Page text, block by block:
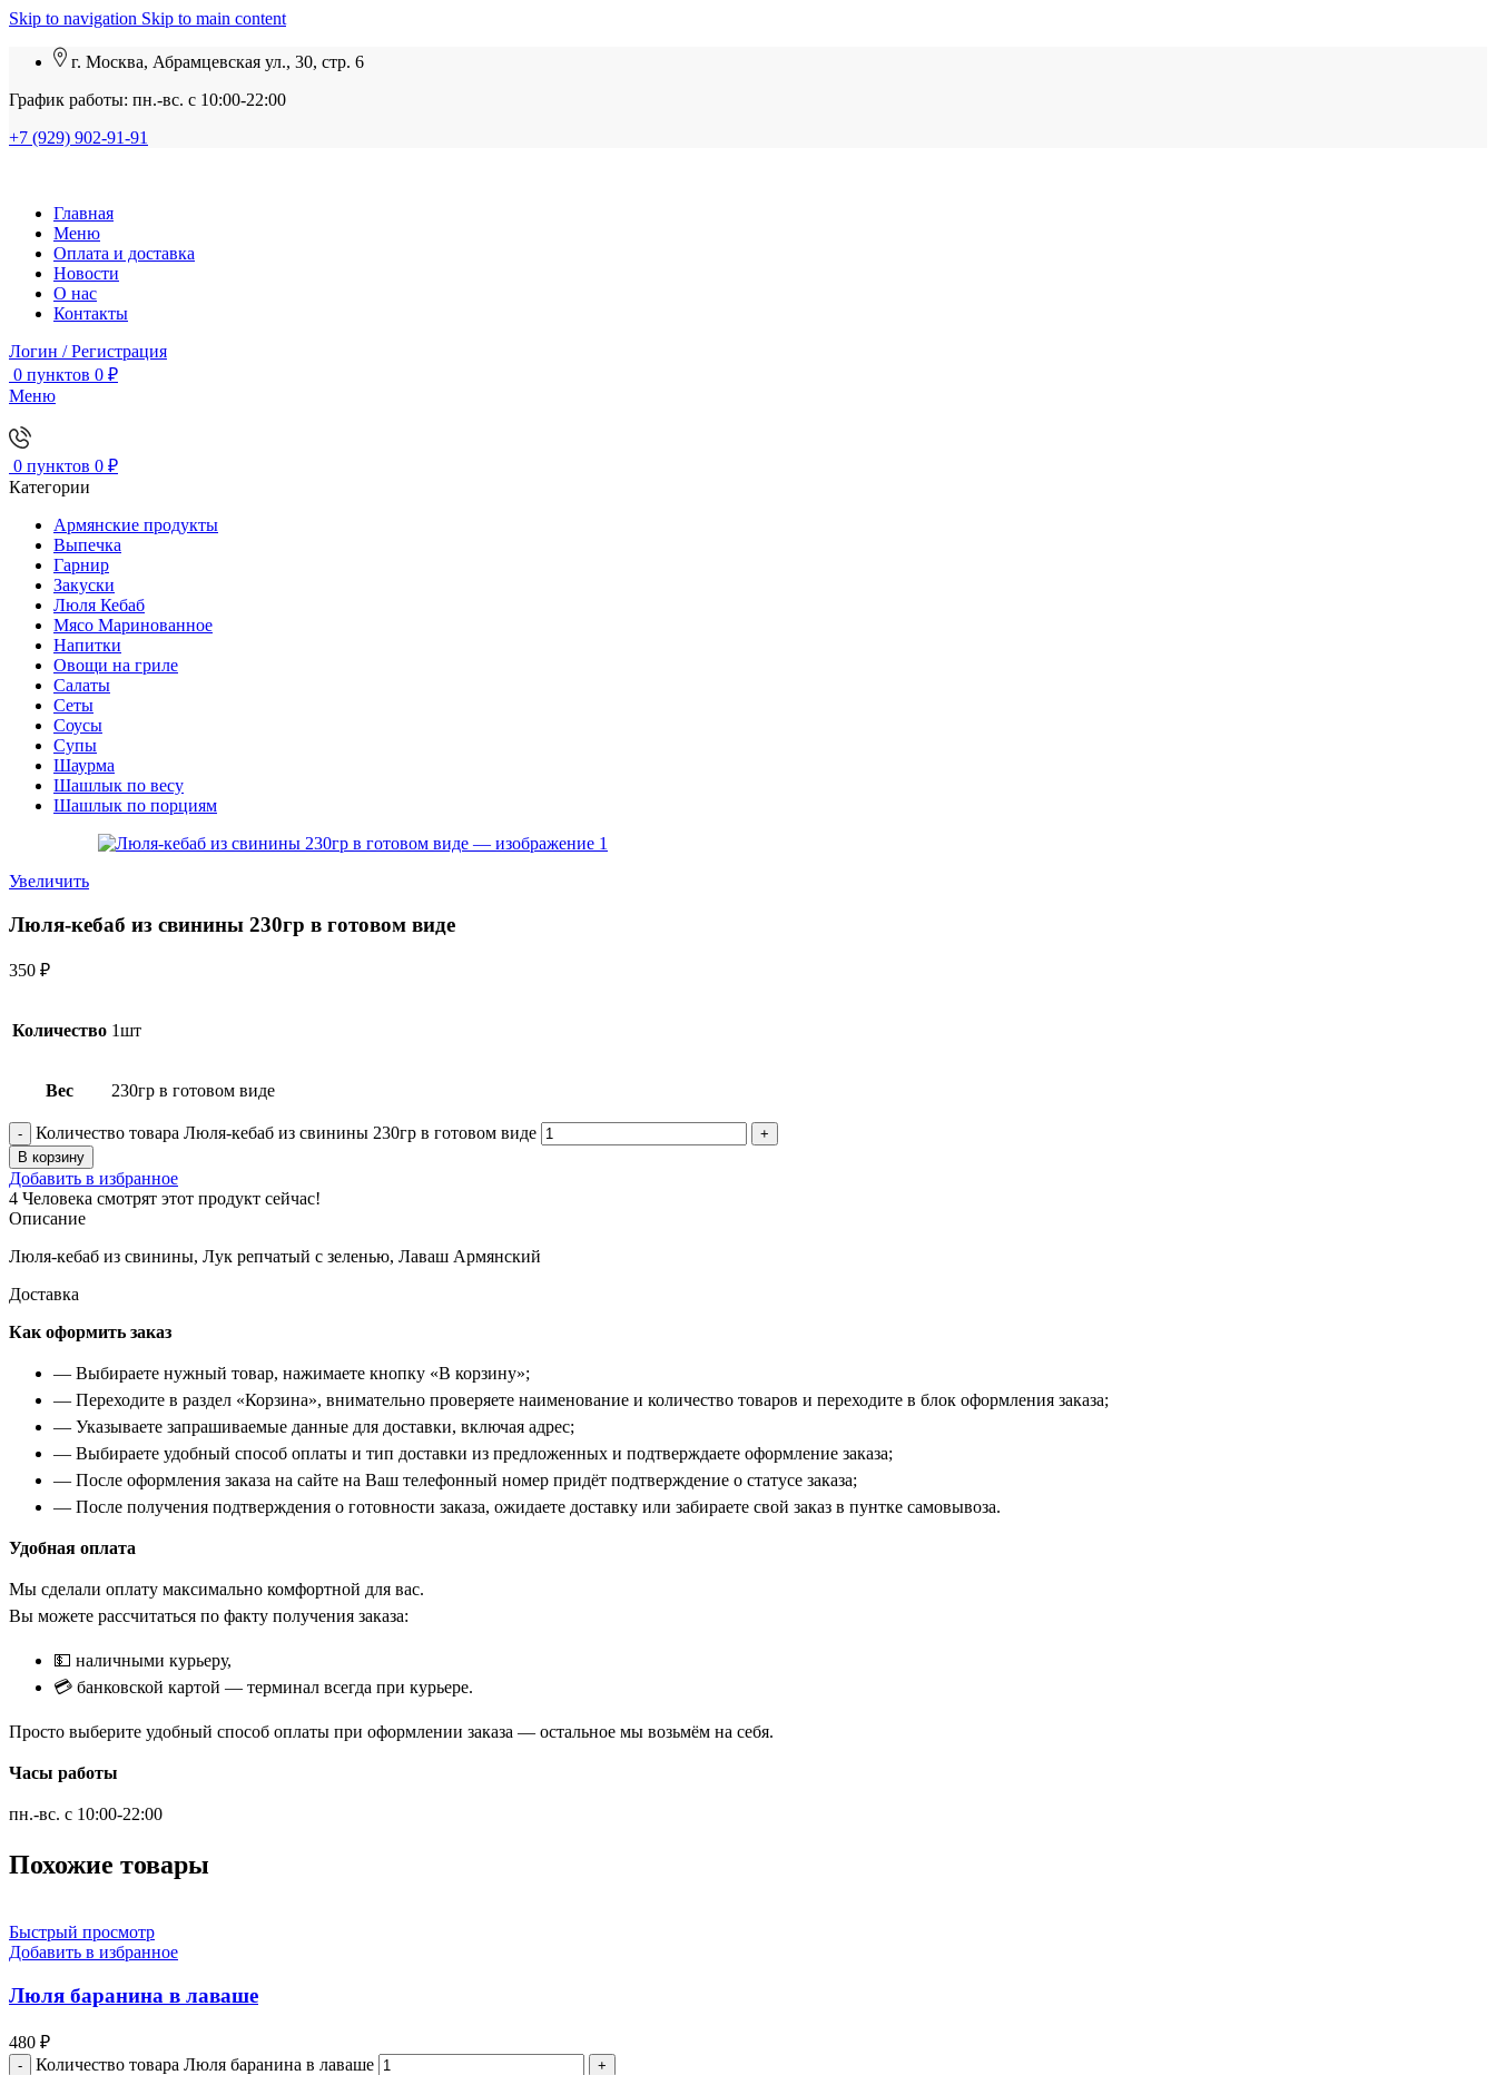
Skip to navigation Skip to main content
г. Москва, Абрамцевская ул., 30, стр. 6
График работы: пн.-вс. с 10:00-22:00
+7 (929) 902-91-91
Главная
Меню
Оплата и доставка
Новости
О нас
Контакты
Логин / Регистрация
0 пунктов 0 ₽
Меню
0 пунктов 0 ₽
Категории
Армянские продукты
Выпечка
Гарнир
Закуски
Люля Кебаб
Мясо Маринованное
Напитки
Овощи на гриле
Салаты
Сеты
Соусы
Супы
Шаурма
Шашлык по весу
Шашлык по порциям
Увеличить
Люля-кебаб из свинины 230гр в готовом виде
350 ₽
Количество 1шт
Вес 230гр в готовом виде
Количество товара Люля-кебаб из свинины 230гр в готовом виде
В корзину
Добавить в избранное
4 Человека смотрят этот продукт сейчас!
Описание
Люля-кебаб из свинины, Лук репчатый с зеленью, Лаваш Армянский
Доставка
Как оформить заказ
— Выбираете нужный товар, нажимаете кнопку «В корзину»;
— Переходите в раздел «Корзина», внимательно проверяете наименование и количество товаров и переходите в блок оформления заказа;
— Указываете запрашиваемые данные для доставки, включая адрес;
— Выбираете удобный способ оплаты и тип доставки из предложенных и подтверждаете оформление заказа;
— После оформления заказа на сайте на Ваш телефонный номер придёт подтверждение о статусе заказа;
— После получения подтверждения о готовности заказа, ожидаете доставку или забираете свой заказ в пунтке самовывоза.
Удобная оплата
Мы сделали оплату максимально комфортной для вас.
Вы можете рассчитаться по факту получения заказа:
💵 наличными курьеру,
💳 банковской картой — терминал всегда при курьере.
Просто выберите удобный способ оплаты при оформлении заказа — остальное мы возьмём на себя.
Часы работы
пн.-вс. с 10:00-22:00
Похожие товары
Быстрый просмотр
Добавить в избранное
Люля баранина в лаваше
480 ₽
Количество товара Люля баранина в лаваше